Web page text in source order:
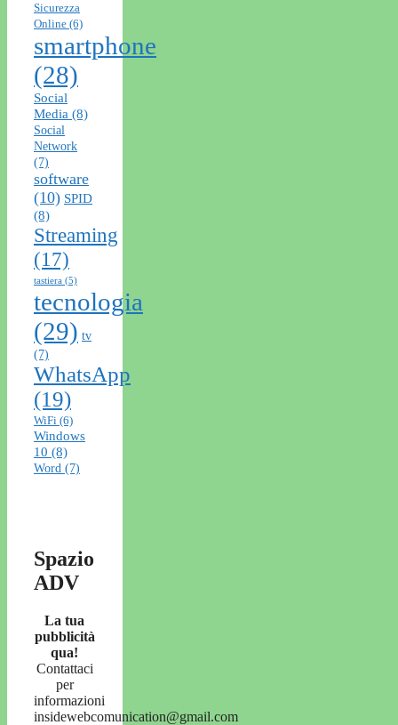
Sicurezza
Online (6)
smartphone
(28)
Social
Media (8)
Social
Network
(7)
software
(10) SPID
(8)
Streaming
(17)
tastiera (5)
tecnologia
(29) tv
(7)
WhatsApp
(19)
WiFi (6)
Windows
10 (8)
Word (7)
Spazio
ADV
La tua
pubblicità
qua!
Contattaci
per
informazioni
insidewebcomunication@gmail.com